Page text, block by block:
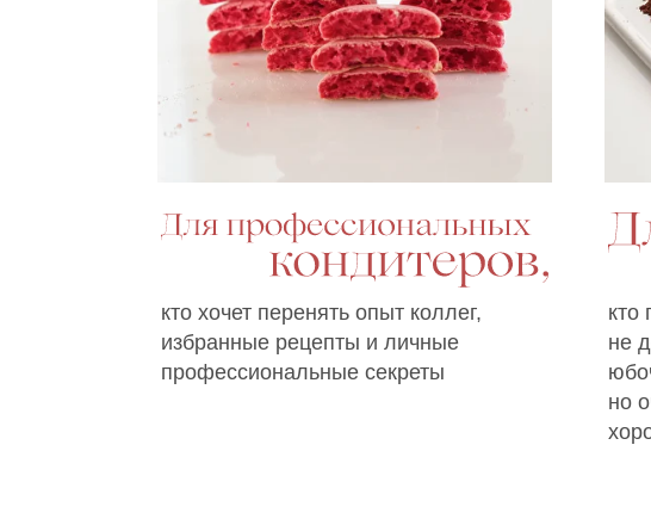
кто хочет перенять опыт коллег,
избранные рецепты и личные
профессиональные секреты
кто
не
но